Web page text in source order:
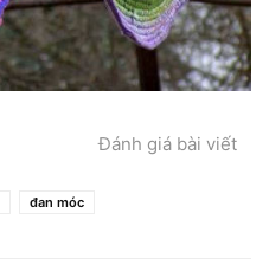
Đánh giá bài viết
đan móc